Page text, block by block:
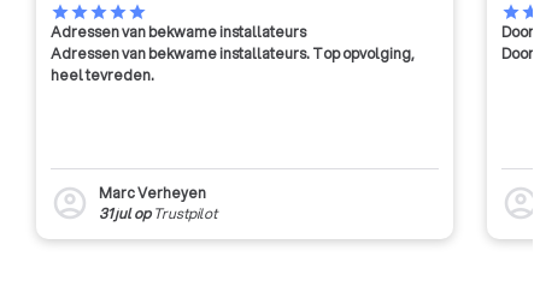
starstarstarstarstar
Adressen van bekwame installateurs
Adressen van bekwame installateurs. Top opvolging,
heel tevreden.
account_circle
Marc Verheyen
31 julop Trustpilot
starstar
Door
Door
account_circle